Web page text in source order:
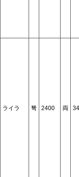
ライラ 弩 2400 両 34